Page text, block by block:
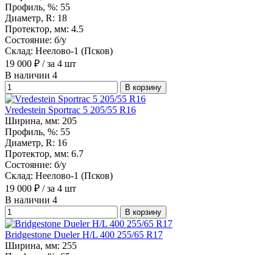
Профиль, %: 55
Диаметр, R: 18
Протектор, мм: 4.5
Состояние: б/у
Склад: Неелово-1 (Псков)
19 000 ₽ / за 4 шт
В наличии 4
В корзину
Vredestein Sportrac 5 205/55 R16
Ширина, мм: 205
Профиль, %: 55
Диаметр, R: 16
Протектор, мм: 6.7
Состояние: б/у
Склад: Неелово-1 (Псков)
19 000 ₽ / за 4 шт
В наличии 4
В корзину
Bridgestone Dueler H/L 400 255/65 R17
Ширина, мм: 255